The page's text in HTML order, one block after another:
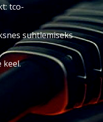
tco-
suhtlemiseks
keel.